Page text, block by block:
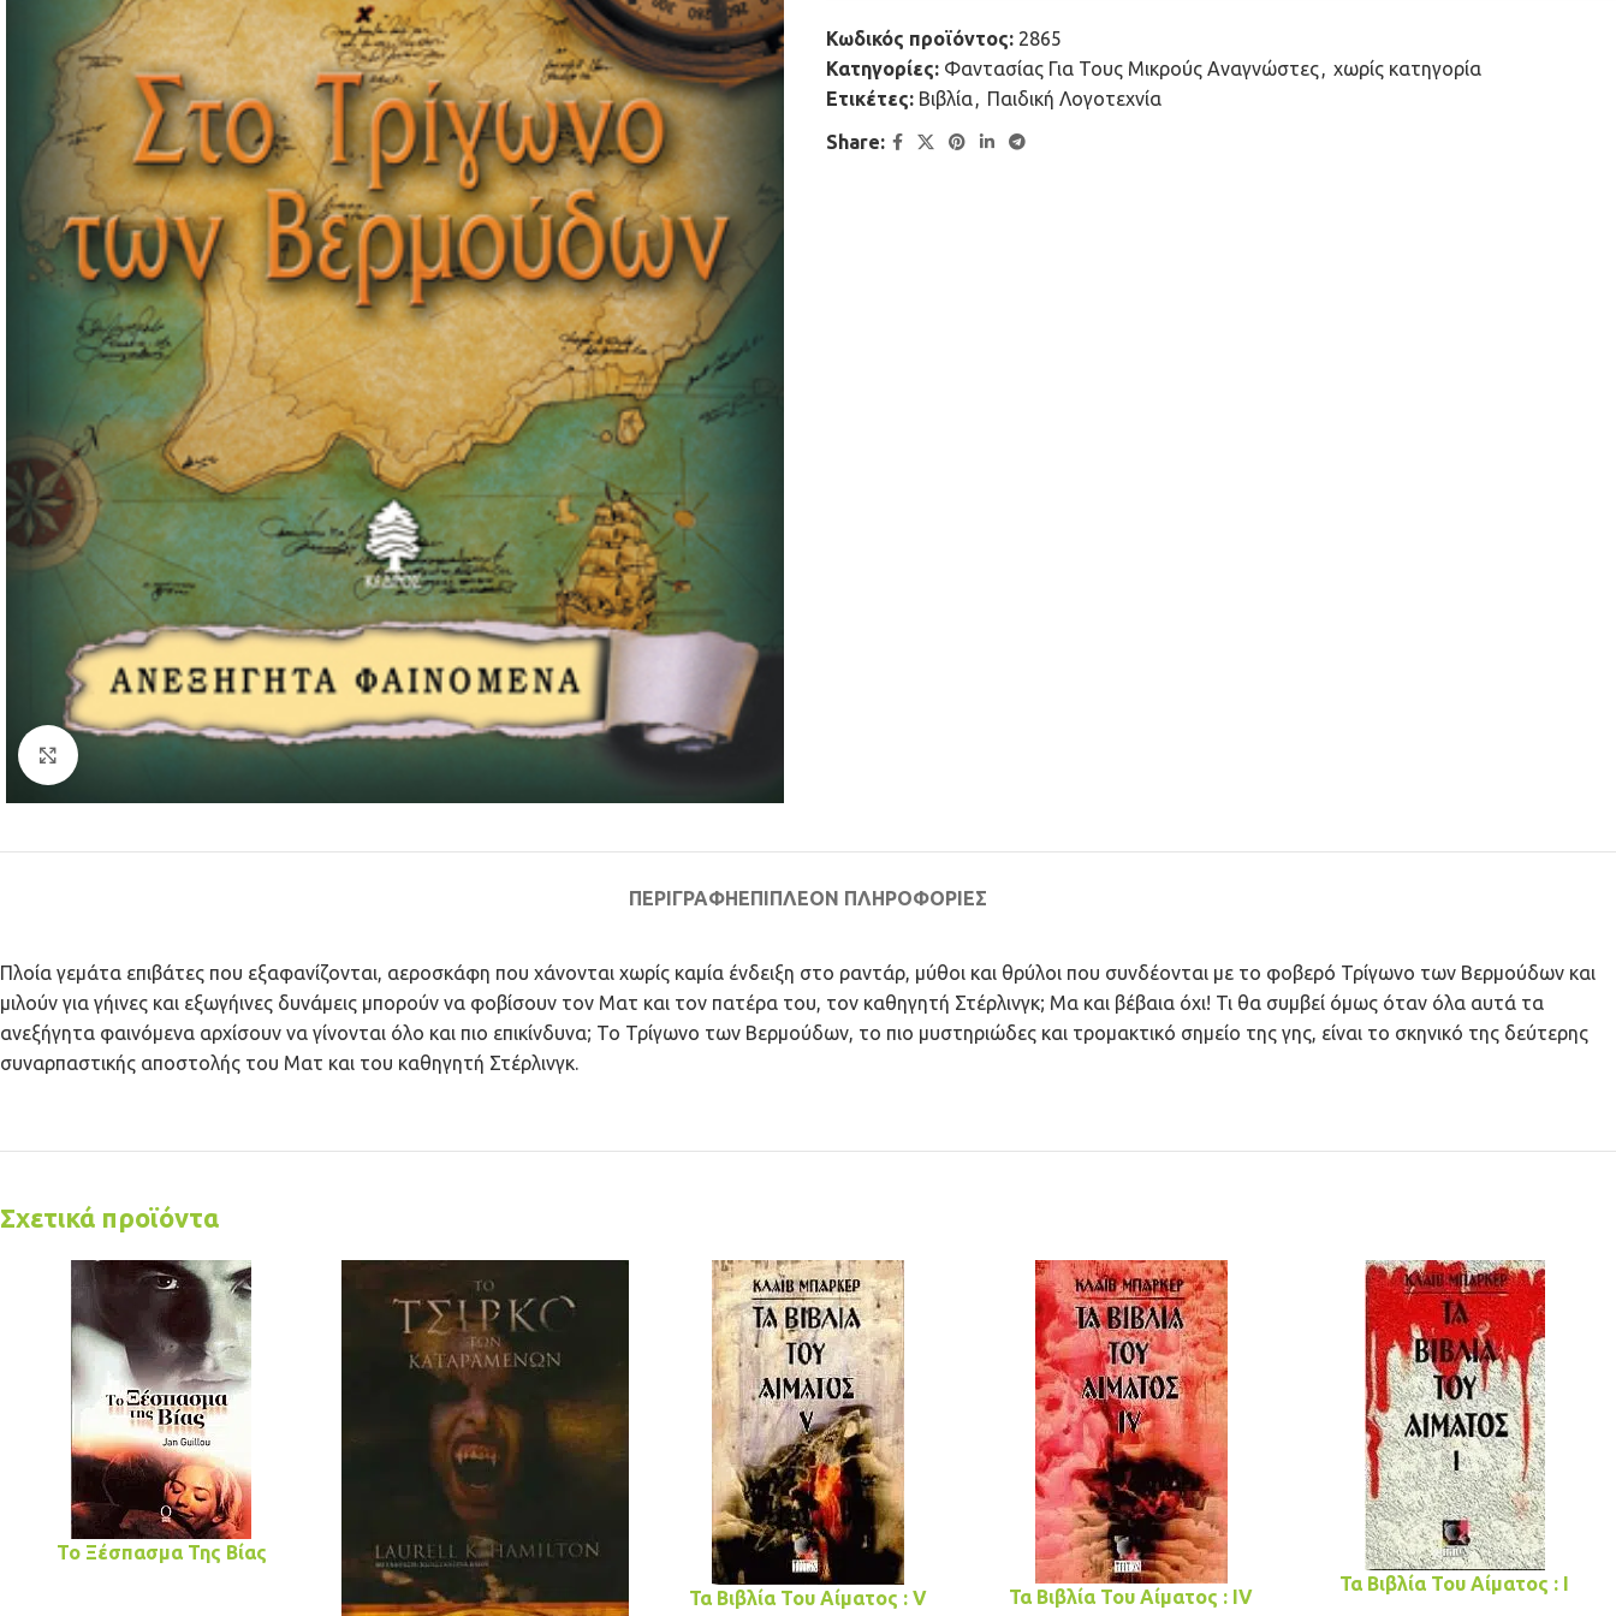
Κωδικός προϊόντος: 2865
Κατηγορίες: Φαντασίας Για Τους Μικρούς Αναγνώστες, χωρίς κατηγορία
Ετικέτες: Βιβλία, Παιδική Λογοτεχνία
Share:
ΠΕΡΙΓΡΑΦΉΕΠΙΠΛΈΟΝ ΠΛΗΡΟΦΟΡΊΕΣ
Πλοία γεμάτα επιβάτες που εξαφανίζονται, αεροσκάφη που χάνονται χωρίς καμία ένδειξη στο ραντάρ, μύθοι και θρύλοι που συνδέονται με το φοβερό Τρίγωνο των Βερμούδων και
μιλούν για γήινες και εξωγήινες δυνάμεις μπορούν να φοβίσουν τον Ματ και τον πατέρα του, τον καθηγητή Στέρλινγκ; Μα και βέβαια όχι! Τι θα συμβεί όμως όταν όλα αυτά τα
ανεξήγητα φαινόμενα αρχίσουν να γίνονται όλο και πιο επικίνδυνα; Το Τρίγωνο των Βερμούδων, το πιο μυστηριώδες και τρομακτικό σημείο της γης, είναι το σκηνικό της δεύτερης
συναρπαστικής αποστολής του Ματ και του καθηγητή Στέρλινγκ.
Σχετικά προϊόντα
Το Ξέσπασμα Της Βίας
Τα Βιβλία Του Αίματος : V Τα Βιβλία Του Αίματος : IV
Τα Βιβλία Του Αίματος : I